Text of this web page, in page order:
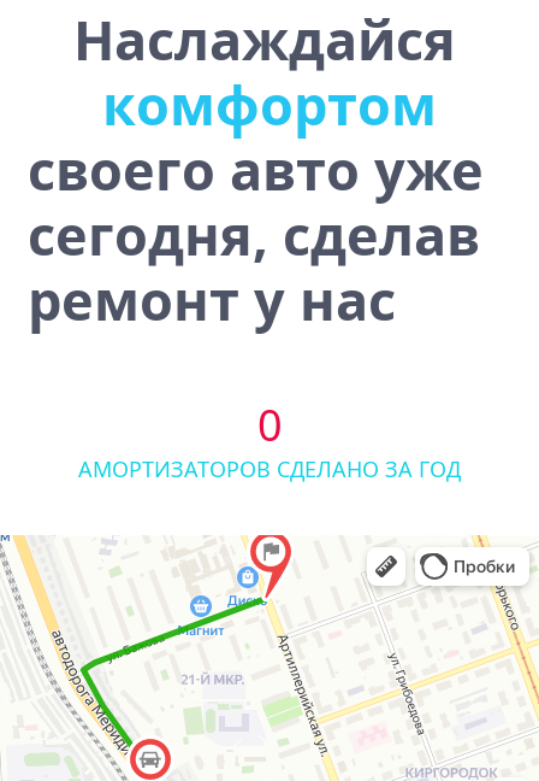
Наслаждайся
сточивостью
своего авто уже
сегодня, сделав
ремонт у нас
0
АМОРТИЗАТОРОВ СДЕЛАНО ЗА ГОД